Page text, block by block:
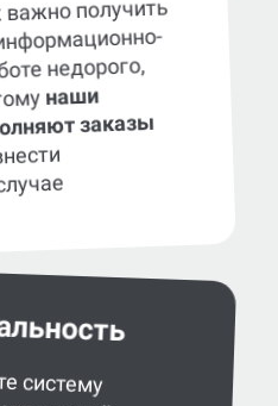
получить
недорого,
наши
заказы
систему